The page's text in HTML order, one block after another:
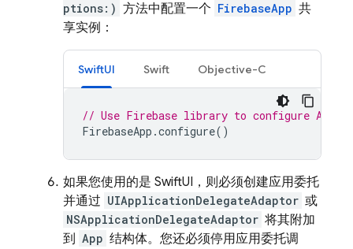
ptions:) 方法中配置一个 FirebaseApp 共
享实例：
SwiftUI Swift Objective-C
// Use Firebase library to configure APIs
FirebaseApp .configure()
如果您使用的是 SwiftUI，则必须创建应用委托
并通过 UIApplicationDelegateAdaptor 或
NSApplicationDelegateAdaptor 将其附加
到 App 结构体。您还必须停用应用委托调